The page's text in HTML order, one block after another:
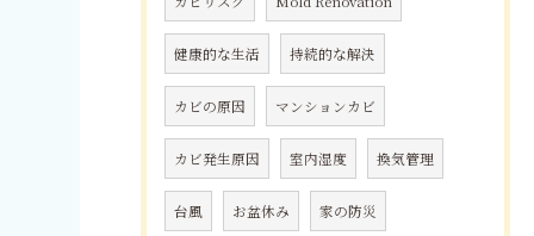
健康的な生活 持続的な解決
カビの原因 マンションカビ
カビ発生原因 室内湿度 換気管理
台風 お盆休み 家の防災